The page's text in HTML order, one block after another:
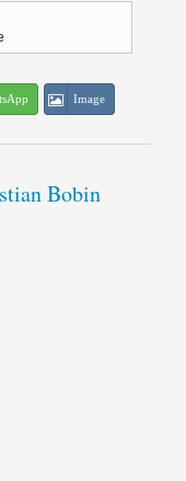
Image
Bobin